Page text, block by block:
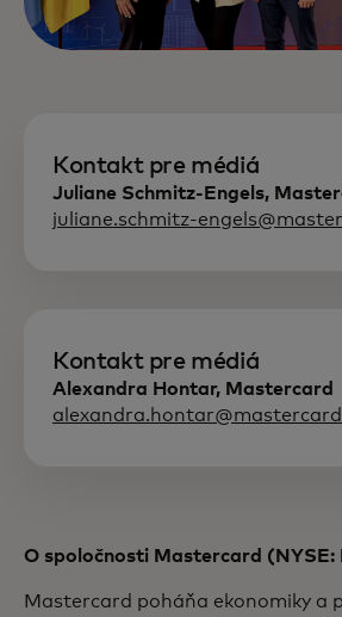
Kontakt pre médiá
Juliane Schmitz-Engels,
juliane.schmitz-
Kontakt pre médiá
Alexandra Hontar, Mastercard
O spoločnosti Mastercard (NYSE:
Mastercard poháňa ekonomiky a